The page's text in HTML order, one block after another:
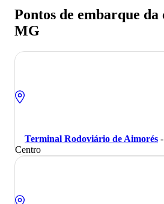
Pontos de embarque
MG
Terminal Rodoviário de Aimorés
Centro